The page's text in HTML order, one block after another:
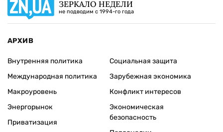
ЗЕРКАЛО НЕДЕЛИ
не подводим с 1994-го года
АРХИВ
Внутренняя политика
Международная политика
Макроуровень
Энергорынок
Приватизация
Социальная защита
Зарубежная экономика
Конфликт интересов
Экономическая
безопасность